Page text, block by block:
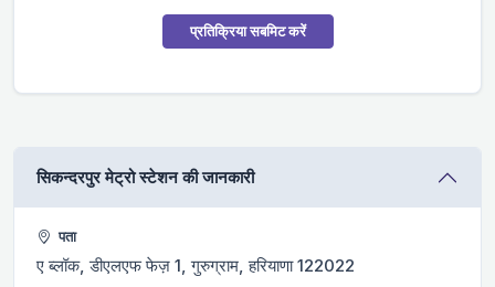
प्रतिक्रिया सबमिट करें
सिकन्दरपुर मेट्रो स्टेशन की जानकारी
पता
ए ब्लॉक, डीएलएफ फेज़ 1, गुरुग्राम, हरियाणा 122022